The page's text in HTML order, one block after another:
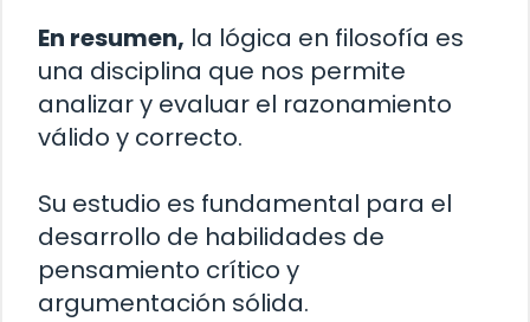
En resumen, la lógica en filosofía es
una disciplina que nos permite
analizar y evaluar el razonamiento
válido y correcto.
Su estudio es fundamental para el
desarrollo de habilidades de
pensamiento crítico y
argumentación sólida.